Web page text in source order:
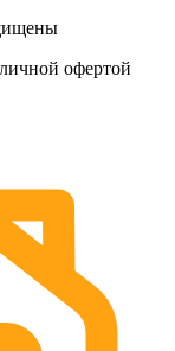
офертой